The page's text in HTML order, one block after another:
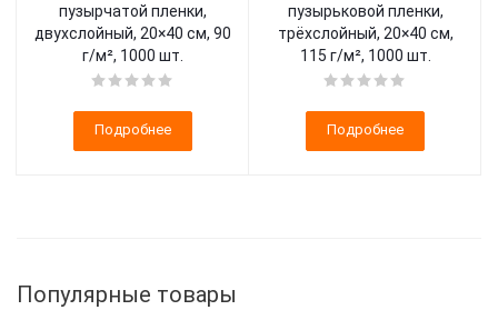
пузырчатой пленки,
двухслойный, 20×40 см, 90
г/м², 1000 шт.
Подробнее
пузырьковой пленки,
трёхслойный, 20×40 см,
115 г/м², 1000 шт.
Подробнее
Популярные товары